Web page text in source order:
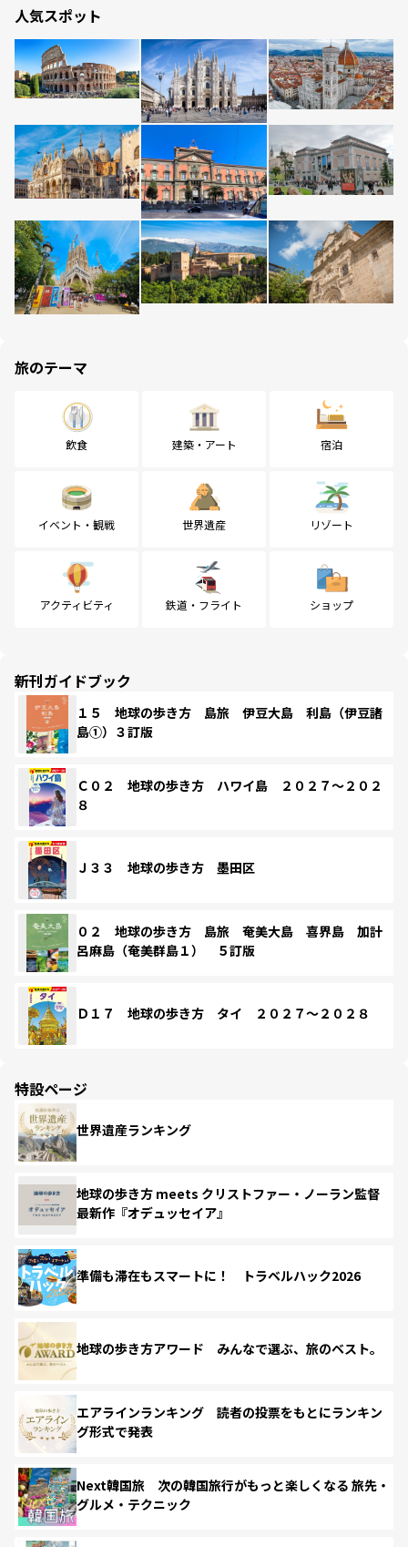
人気スポット
旅のテーマ
飲食 建築・アート 宿泊
イベント・観戦 世界遺産 リゾート
アクティビティ 鉄道・フライト ショップ
新刊ガイドブック
１５ 地球の歩き方 島旅 伊豆大島 利島（伊豆諸
島①）３訂版
Ｃ０２ 地球の歩き方 ハワイ島 ２０２７～２０２
８
Ｊ３３ 地球の歩き方 墨田区
０２ 地球の歩き方 島旅 奄美大島 喜界島 加計
呂麻島（奄美群島１） ５訂版
Ｄ１７ 地球の歩き方 タイ ２０２７～２０２８
特設ページ
世界遺産ランキング
地球の歩き方 meets クリストファー・ノーラン監督
最新作『オデュッセイア』
準備も滞在もスマートに！ トラベルハック2026
地球の歩き方アワード みんなで選ぶ、旅のベスト。
エアラインランキング 読者の投票をもとにランキン
グ形式で発表
Next韓国旅 次の韓国旅行がもっと楽しくなる 旅先・
グルメ・テクニック